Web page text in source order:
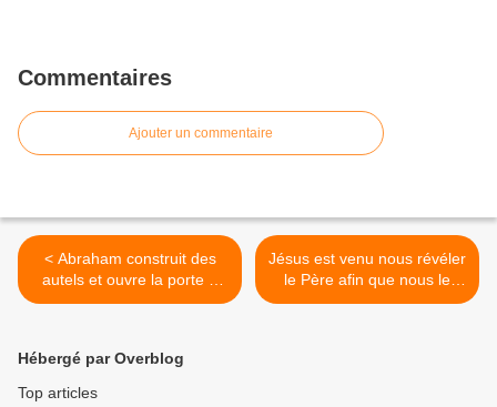
Commentaires
Ajouter un commentaire
< Abraham construit des
autels et ouvre la porte à
l’adoration
Jésus est venu nous révéler
le Père afin que nous le
connaissions >
Hébergé par Overblog
Top articles